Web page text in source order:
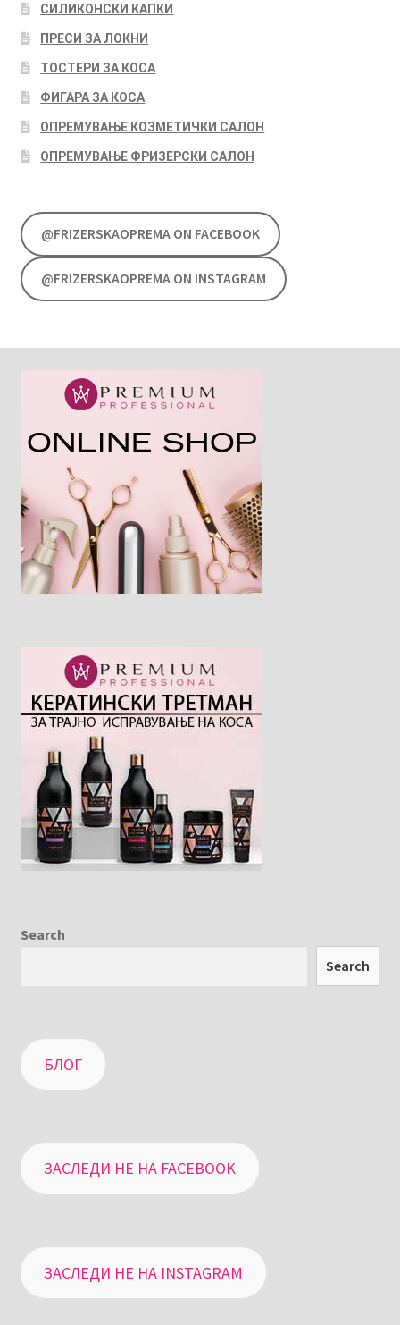
СИЛИКОНСКИ КАПКИ
ПРЕСИ ЗА ЛОКНИ
ТОСТЕРИ ЗА КОСА
ФИГАРА ЗА КОСА
ОПРЕМУВАЊЕ КОЗМЕТИЧКИ САЛОН
ОПРЕМУВАЊЕ ФРИЗЕРСКИ САЛОН
@FRIZERSKAOPREMA ON FACEBOOK
@FRIZERSKAOPREMA ON INSTAGRAM
Search
Search
БЛОГ
ЗАСЛЕДИ НЕ НА FACEBOOK
ЗАСЛЕДИ НЕ НА INSTAGRAM